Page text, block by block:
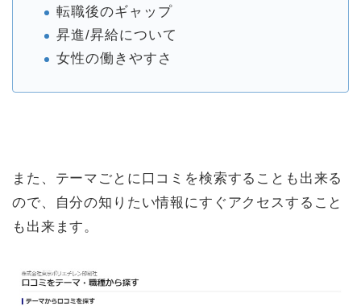
転職後のギャップ
昇進/昇給について
女性の働きやすさ
また、テーマごとに口コミを検索することも出来る
ので、自分の知りたい情報にすぐアクセスすること
も出来ます。